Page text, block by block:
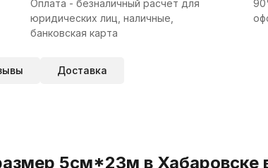
Оплата - безналичный расчет для
юридических лиц, наличные,
банковская карта
Доставка
5см*23м в Хабаровске